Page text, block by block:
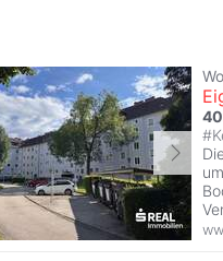
#